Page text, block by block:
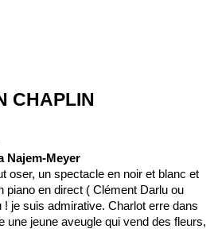
CHAPLIN
Najem-Meyer
oser, un spectacle en noir et blanc et
piano en direct ( Clément Darlu ou
je suis admirative. Charlot erre dans
une jeune aveugle qui vend des fleurs,